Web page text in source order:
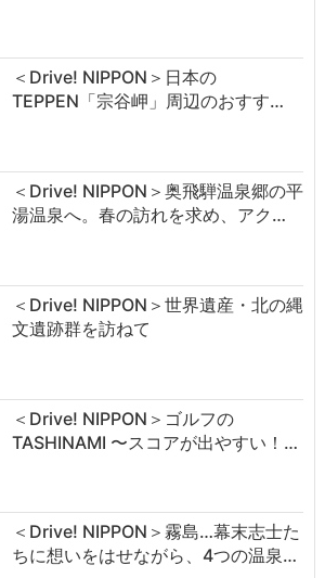
＜Drive! NIPPON＞日本の
TEPPEN「宗谷岬」周辺のおすす…
＜Drive! NIPPON＞奥飛騨温泉郷の平
湯温泉へ。春の訪れを求め、アク…
＜Drive! NIPPON＞世界遺産・北の縄
文遺跡群を訪ねて
＜Drive! NIPPON＞ゴルフの
TASHINAMI 〜スコアが出やすい！…
＜Drive! NIPPON＞霧島…幕末志士た
ちに想いをはせながら、4つの温泉…